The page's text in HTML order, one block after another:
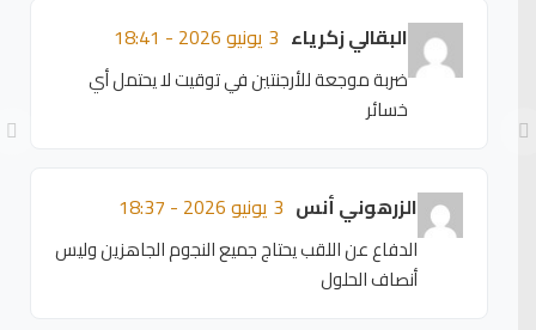
البقالي زكرياء 3 يونيو 2026 - 18:41
ضربة موجعة للأرجنتين في توقيت لا يحتمل أي
خسائر
الزرهوني أنس 3 يونيو 2026 - 18:37
الدفاع عن اللقب يحتاج جميع النجوم الجاهزين وليس
أنصاف الحلول